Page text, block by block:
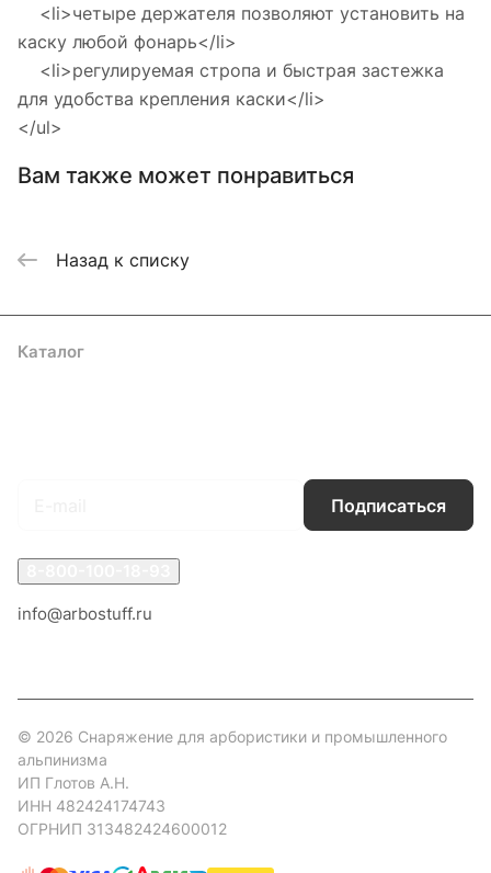
<li>четыре держателя позволяют установить на
каску любой фонарь</li>
<li>регулируемая стропа и быстрая застежка
для удобства крепления каски</li>
</ul>
Вам также может понравиться
Назад к списку
Каталог
Подписаться
info@arbostuff.ru
© 2026 Снаряжение для арбористики и промышленного
альпинизма
ИП Глотов А.Н.
ИНН 482424174743
ОГРНИП 313482424600012